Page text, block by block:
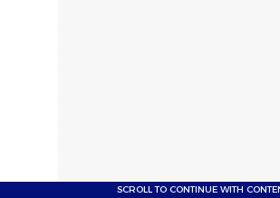
SCROLL TO CONTINUE WITH